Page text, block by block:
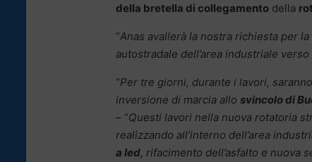
della bretella di collegamento della
“Anas avallerà la nostra richiesta per
autostradale dell’area industriale verso
“Per tre giorni, durante i lavori,
inversione di marcia allo svincolo di
– “Questi lavori nella nuova rotatoria
realizzando all’interno dell’area
a led, rifacimento dell’asfalto e nuova